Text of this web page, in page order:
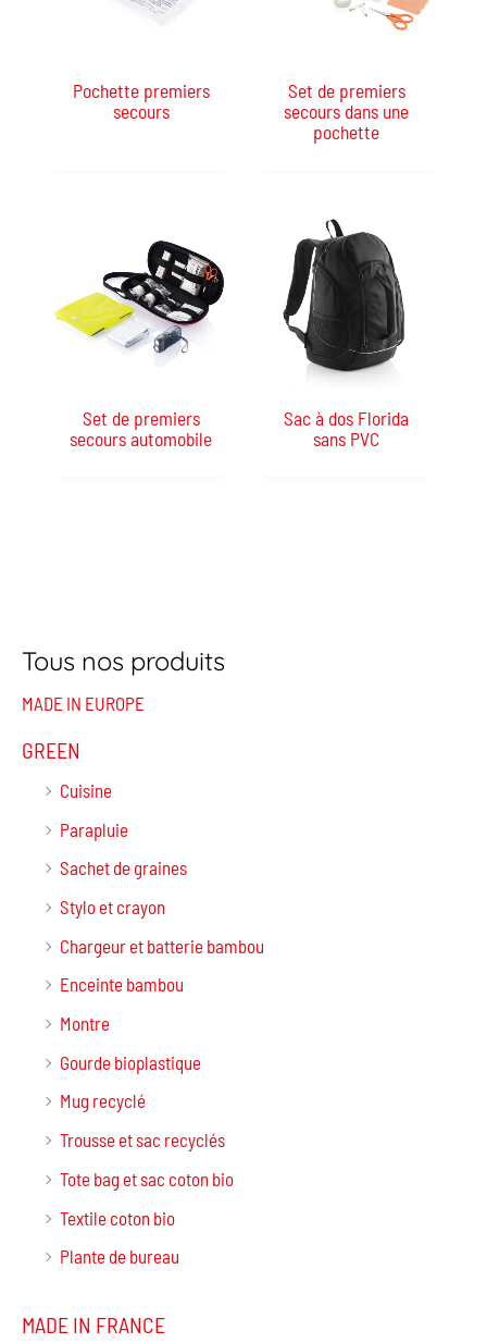
Tous nos produits
MADE IN EUROPE
GREEN
Cuisine
Parapluie
Sachet de graines
Stylo et crayon
Chargeur et batterie bambou
Enceinte bambou
Montre
Gourde bioplastique
Mug recyclé
Trousse et sac recyclés
Tote bag et sac coton bio
Textile coton bio
Plante de bureau
MADE IN FRANCE
Pochette premiers
secours
Set de premiers
secours dans une
pochette
Set de premiers
secours automobile
Sac à dos Florida
sans PVC